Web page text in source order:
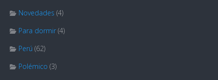
Novedades (4)
Para dormir (4)
Perú (62)
Polémico (3)